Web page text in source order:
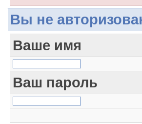
Вы не
Ваше имя
Ваш пароль